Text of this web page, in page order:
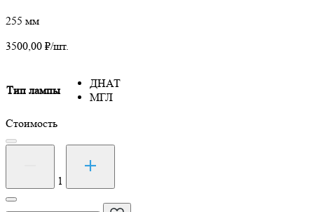
255 мм
3500,00 ₽/шт.
Тип лампы
ДНАТ
МГЛ
Стоимость
Количество
товара
Уличный
светильник
1